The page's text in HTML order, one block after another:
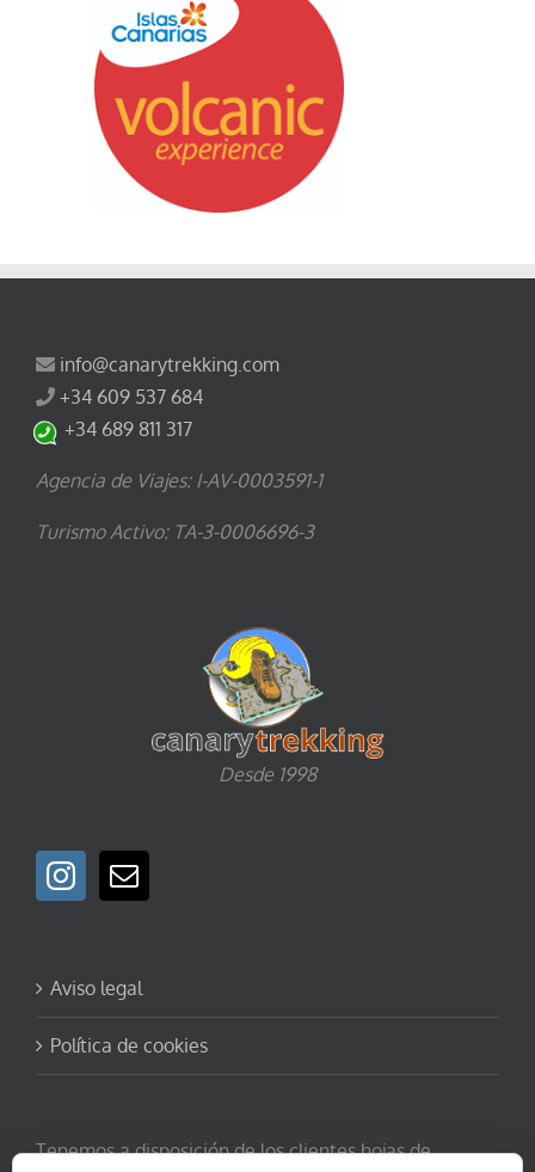
info@canarytrekking.com
+34 609 537 684
+34 689 811 317
Agencia de Viajes: I-AV-0003591-1
Turismo Activo: TA-3-0006696-3
Desde 1998
Aviso legal
Política de cookies
Tenemos a disposición de los clientes hojas de